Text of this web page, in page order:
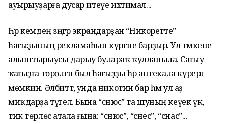
ауырыуҙарға дусар итеүе ихтимал...
Һәр кемдең зәңгәр экрандарҙан “Никоретте”
һағыҙының рекламаһын күргәне барҙыр. Ул тәмәкене
алыштырыусы дарыу булараҡ ҡулланыла. Сағыу
ҡағыҙға төрөлгән был һағыҙҙы һәр аптекала күрергә
мөмкин. Әлбиттә, унда никотин бар һәм ул аҙ
миҡдарҙа түгел. Бына “снюс” та шуның кеүек үк,
тик төрлөсә атала ғына: “снюс”, “снес”, “снас”...